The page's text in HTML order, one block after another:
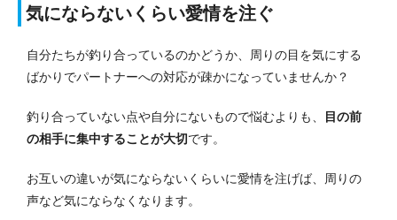
気にならないくらい愛情を注ぐ
自分たちが釣り合っているのかどうか、周りの目を気にする
ばかりでパートナーへの対応が疎かになっていませんか？
釣り合っていない点や自分にないもので悩むよりも、
目の前
の相手に集中することが大切です。
お互いの違いが気にならないくらいに愛情を注げば、周りの
声など気にならなくなります。